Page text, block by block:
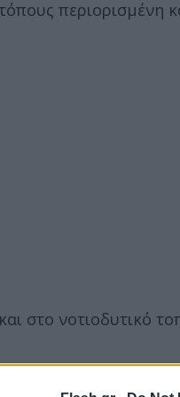
περιορισμένη
στο νοτιοδυτικό